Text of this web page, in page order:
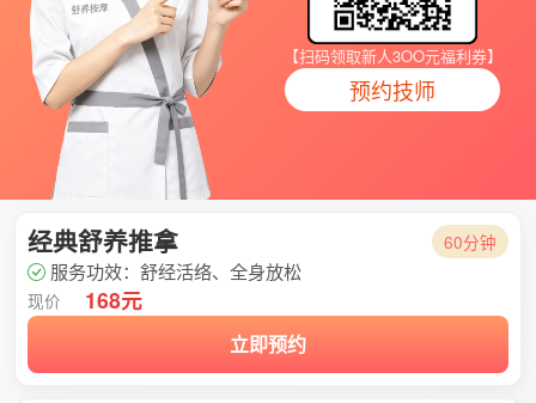
【扫码领取新人3OO元福利券】
预约技师
经典舒养推拿 60分钟
服务功效：舒经活络、全身放松
现价 168元
立即预约